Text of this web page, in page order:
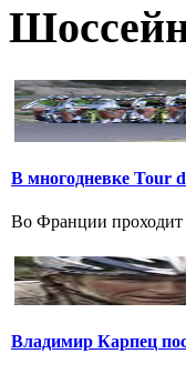
В многодневке Tour
Во Франции проходит
Владимир Карпец